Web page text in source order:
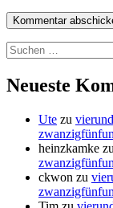
Suchen
nach:
Neueste
Ute zu
heinzkamke zu
ckwon zu